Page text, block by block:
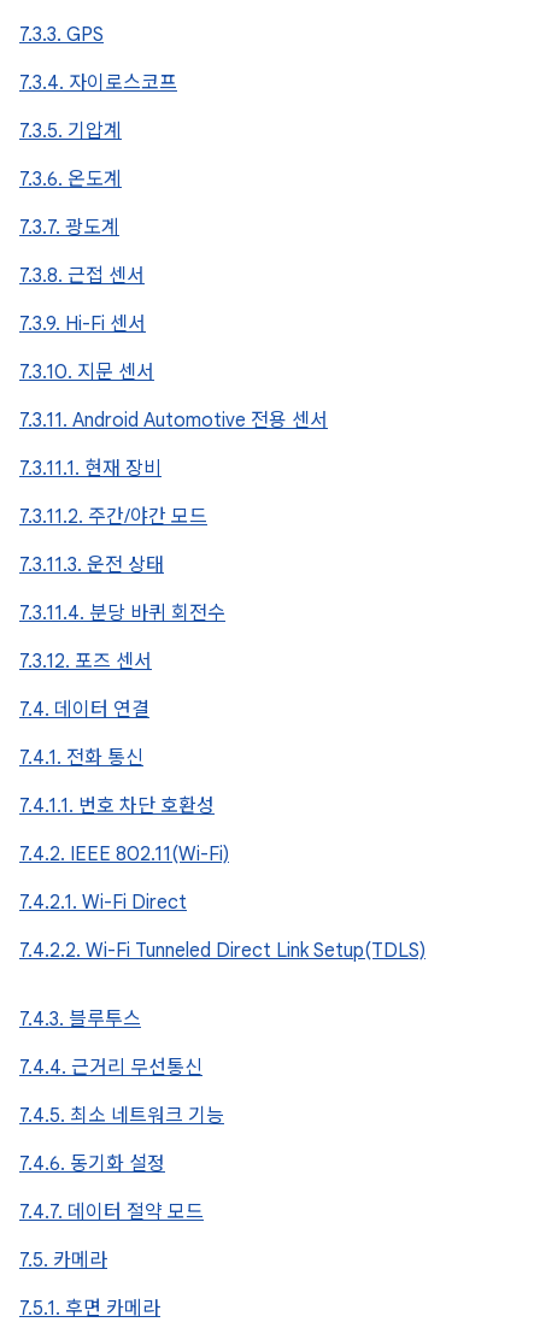
7.3.3. GPS
7.3.4. 자이로스코프
7.3.5. 기압계
7.3.6. 온도계
7.3.7. 광도계
7.3.8. 근접 센서
7.3.9. Hi-Fi 센서
7.3.10. 지문 센서
7.3.11. Android Automotive 전용 센서
7.3.11.1. 현재 장비
7.3.11.2. 주간/야간 모드
7.3.11.3. 운전 상태
7.3.11.4. 분당 바퀴 회전수
7.3.12. 포즈 센서
7.4. 데이터 연결
7.4.1. 전화 통신
7.4.1.1. 번호 차단 호환성
7.4.2. IEEE 802.11(Wi-Fi)
7.4.2.1. Wi-Fi Direct
7.4.2.2. Wi-Fi Tunneled Direct Link Setup(TDLS)
7.4.3. 블루투스
7.4.4. 근거리 무선통신
7.4.5. 최소 네트워크 기능
7.4.6. 동기화 설정
7.4.7. 데이터 절약 모드
7.5. 카메라
7.5.1. 후면 카메라